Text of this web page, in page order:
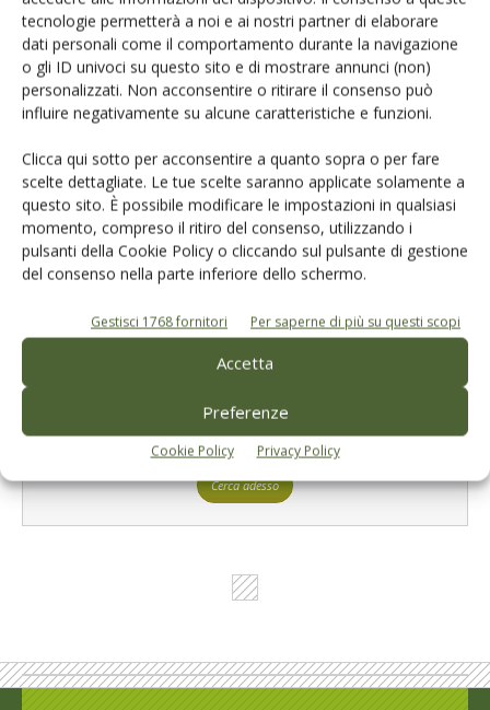
tecnologie permetterà a noi e ai nostri partner di elaborare
dati personali come il comportamento durante la navigazione
o gli ID univoci su questo sito e di mostrare annunci (non)
personalizzati. Non acconsentire o ritirare il consenso può
influire negativamente su alcune caratteristiche e funzioni.
Clicca qui sotto per acconsentire a quanto sopra o per fare
scelte dettagliate. Le tue scelte saranno applicate solamente a
questo sito. È possibile modificare le impostazioni in qualsiasi
momento, compreso il ritiro del consenso, utilizzando i
pulsanti della Cookie Policy o cliccando sul pulsante di gestione
del consenso nella parte inferiore dello schermo.
Gestisci 1768 fornitori Per saperne di più su questi scopi
Accetta
Preferenze
Cookie Policy Privacy Policy
Catalogo Aziende e Prodotti
Un modo semplice per cercare un'azienda o un
prodotto!
Cerca adesso
L'Esperto risponde
I consigli di Terra e Vita agli agricoltori
Cerca adesso